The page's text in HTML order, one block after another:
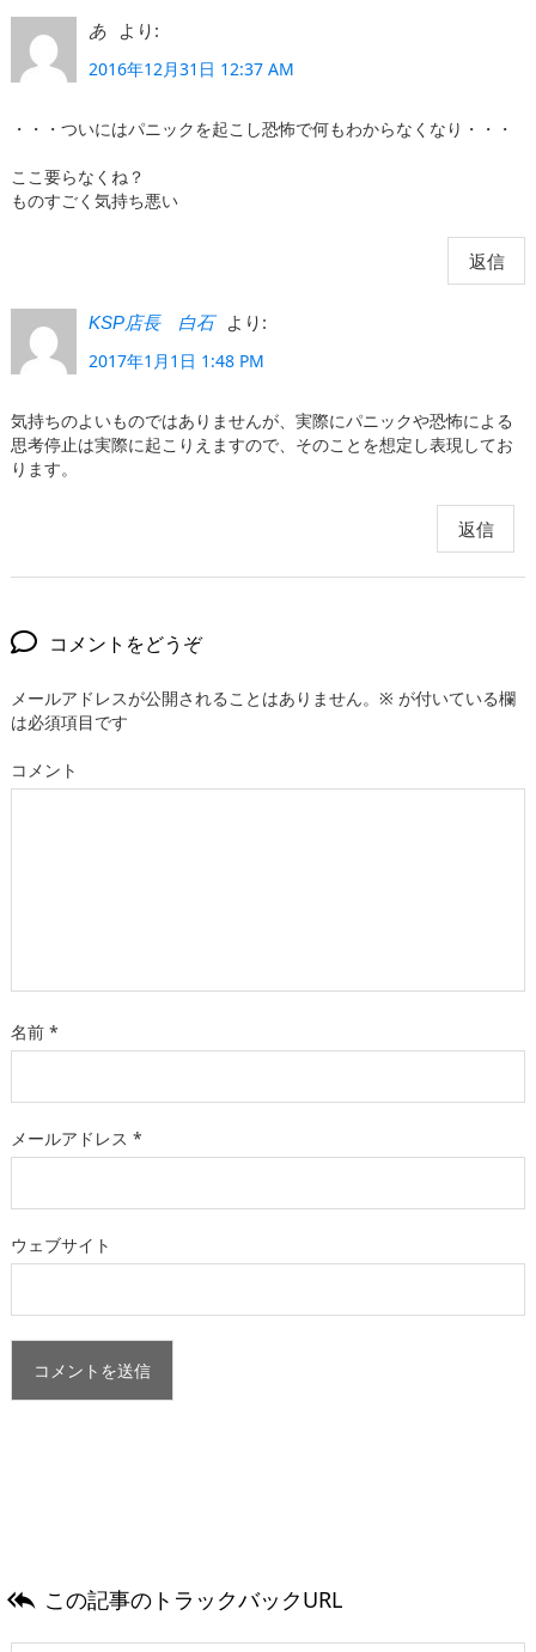
あ より:
2016年12月31日 12:37 AM
・・・ついにはパニックを起こし恐怖で何もわからなくなり・・・
ここ要らなくね？
ものすごく気持ち悪い
返信
KSP店長 白石 より:
2017年1月1日 1:48 PM
気持ちのよいものではありませんが、実際にパニックや恐怖による
思考停止は実際に起こりえますので、そのことを想定し表現してお
ります。
返信
コメントをどうぞ
メールアドレスが公開されることはありません。 ※ が付いている欄
は必須項目です
コメント
名前 *
メールアドレス *
ウェブサイト
 この記事のトラックバックURL